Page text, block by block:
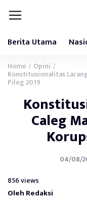
Berita Utama
Home / Opini /
Konstitusionalitas
Pileg 2019
Caleg
04/08/
856 views
Oleh Redaksi